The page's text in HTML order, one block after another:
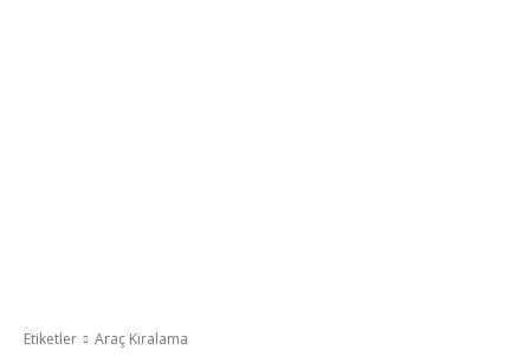
Etiketler Araç Kiralama